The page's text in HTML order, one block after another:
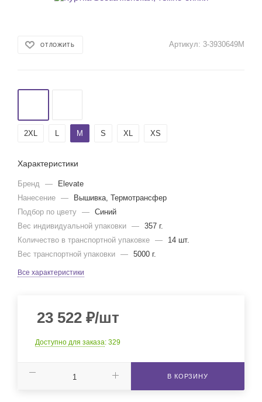
ОТЛОЖИТЬ Артикул: 3-3930649M
2XL L M S XL XS
Характеристики
Бренд —
Elevate
Нанесение —
Вышивка, Термотрансфер
Подбор по цвету — Синий
Вес индивидуальной упаковки — 357 г.
Количество в транспортной упаковке —
14 шт.
Вес транспортной упаковки — 5000 г.
Все характеристики
23 522 ₽/шт
Доступно для заказа: 329
В КОРЗИНУ